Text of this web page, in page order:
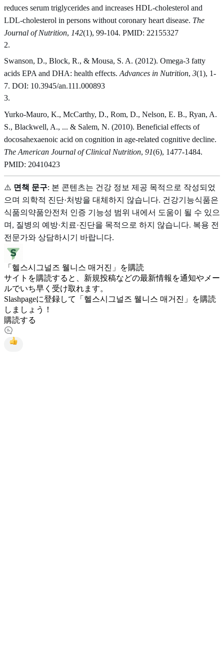
reduces serum triglycerides and increases HDL-cholesterol and
LDL-cholesterol in persons without coronary heart disease. The
Journal of Nutrition, 142(1), 99-104. PMID: 22155327
2.
Swanson, D., Block, R., & Mousa, S. A. (2012). Omega-3 fatty
acids EPA and DHA: health effects. Advances in Nutrition, 3(1), 1-
7. DOI: 10.3945/an.111.000893
3.
Yurko-Mauro, K., McCarthy, D., Rom, D., Nelson, E. B., Ryan, A.
S., Blackwell, A., ... & Salem, N. (2010). Beneficial effects of
docosahexaenoic acid on cognition in age-related cognitive decline.
The American Journal of Clinical Nutrition, 91(6), 1477-1484.
PMID: 20410423
⚠️ 면책 문구: 본 콘텐츠는 건강 정보 제공 목적으로 작성되었
으며 의학적 진단·처방을 대체하지 않습니다. 건강기능식품은
식품의약품안전처 인증 기능성 범위 내에서 도움이 될 수 있으
며, 질병의 예방·치료·진단을 목적으로 하지 않습니다. 복용 전
전문가와 상담하시기 바랍니다.
「헬스시그널즈 웰니스 매거진」を購読
サイトを購読すると、新規投稿などの最新情報を通知やメー
ルでいち早く受け取れます。
Slashpageに登録して「헬스시그널즈 웰니스 매거진」を購読
しましょう！
購読する